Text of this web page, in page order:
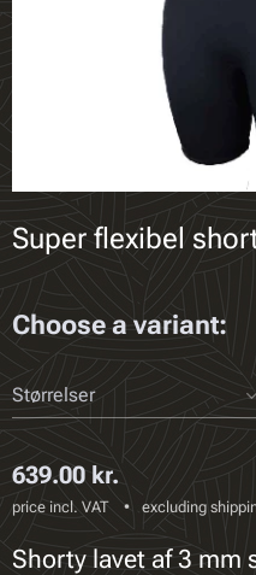
Super flexibel
Choose a variant:
Størrelser
639.00 kr.
price incl. VAT excluding
Shorty lavet af 3 mm